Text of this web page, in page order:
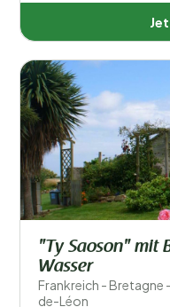
"Ty Saoson" mit
Wasser
Frankreich - Bretagne
de-Léon